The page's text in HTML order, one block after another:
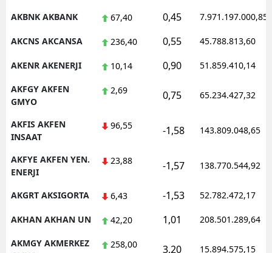
Kütahya
Malatya
Manisa
Kahramanmaraş
Muş
Nevşehir
Niğde
Ordu
AKBNK AKBANK 67,40 0,45 7.971.197.000,85
AKCNS AKCANSA 236,40 0,55 45.788.813,60
AKENR AKENERJI 10,14 0,90 51.859.410,14
AKFGY AKFEN
GMYO
2,69 0,75 65.234.427,32
AKFIS AKFEN
INSAAT
96,55 -1,58 143.809.048,65
AKFYE AKFEN YEN.
ENERJI
23,88 -1,57 138.770.544,92
AKGRT AKSIGORTA 6,43 -1,53 52.782.472,17
AKHAN AKHAN UN 42,20 1,01 208.501.289,64
AKMGY AKMERKEZ
258,00 3,20 15.894.575,15